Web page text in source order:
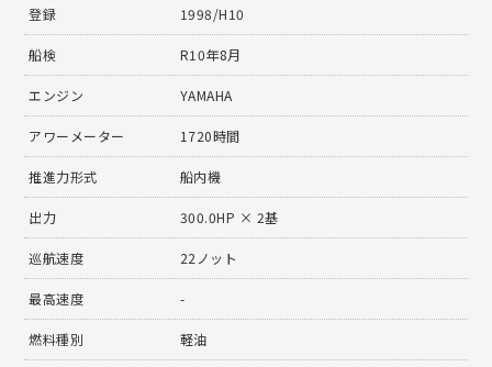
登録 1998/H10
船検 R10年8月
エンジン YAMAHA
アワーメーター 1720時間
推進力形式 船内機
出力 300.0HP × 2基
巡航速度 22ノット
最高速度 -
燃料種別 軽油